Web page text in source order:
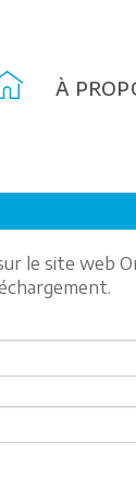
À
le site web